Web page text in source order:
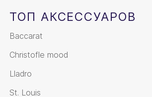
ТОП АКСЕССУАРОВ
Baccarat
Christofle mood
Lladro
St. Louis